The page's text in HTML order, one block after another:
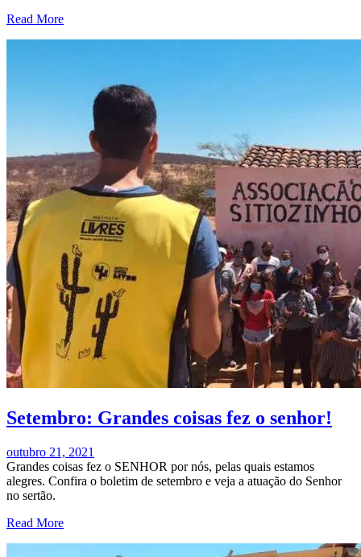
Read More
Setembro: Grandes coisas fez o senhor!
outubro 21, 2021
Grandes coisas fez o SENHOR por nós, pelas quais estamos
alegres. Confira o boletim de setembro e veja a atuação do Senhor
no sertão.
Read More